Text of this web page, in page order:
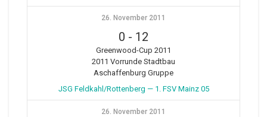
26. November 2011
0 - 12
Greenwood-Cup 2011
2011 Vorrunde Stadtbau
Aschaffenburg Gruppe
JSG Feldkahl/Rottenberg — 1. FSV Mainz 05
26. November 2011